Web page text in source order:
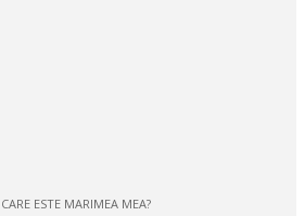
CARE ESTE MARIMEA MEA?